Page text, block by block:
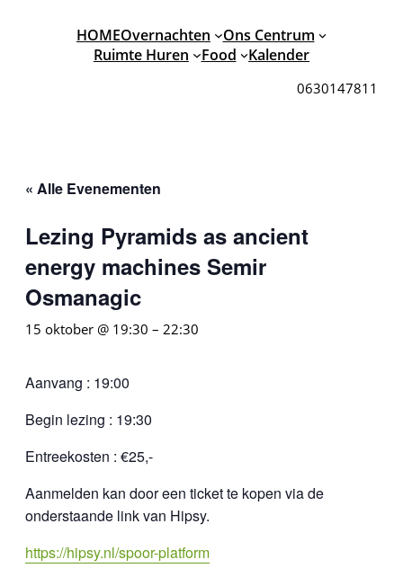
HOMEOvernachten
Ons Centrum
Ruimte Huren
Food Kalender
0630147811
« Alle Evenementen
Lezing Pyramids as ancient
energy machines Semir
Osmanagic
15 oktober @ 19:30 – 22:30
Aanvang : 19:00
Begin lezing : 19:30
Entreekosten : €25,-
Aanmelden kan door een ticket te kopen via de
onderstaande link van Hipsy.
https://hipsy.nl/spoor-platform